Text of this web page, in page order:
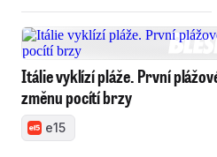
Itálie vyklízí pláže. První
změnu pocítí brzy
e15